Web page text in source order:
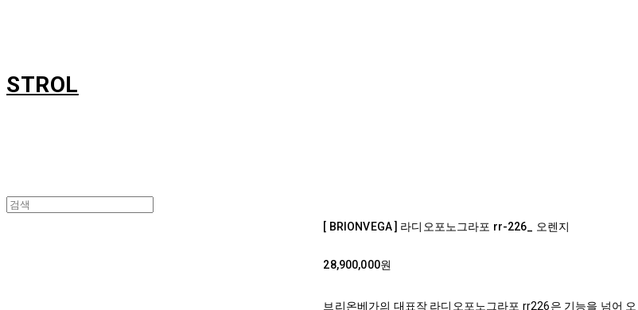
STROL
[ BRIONVEGA ] 라디오포노그라포 rr-226_ 오렌지
28,900,000원
브리온베가의 대표작 라디오포노그라포 rr226은 기능을 넘어 오